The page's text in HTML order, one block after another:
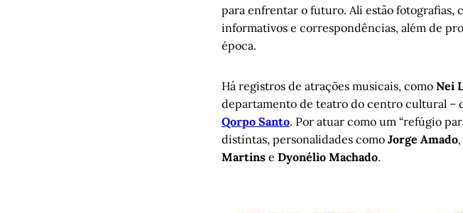
para enfrentar o futuro. Ali estão fotografias,
informativos e correspondências, além de
época.
Há registros de atrações musicais, como Nei
departamento de teatro do centro cultural –
Qorpo Santo. Por atuar como um “refúgio
distintas, personalidades como Jorge Amado,
Martins e Dyonélio Machado.